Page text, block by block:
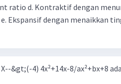
ratio d. Kontraktif dengan
dengan menaikkan tingkat
kebijakan moneter ekspansif,
di mana bentuk kurva jumlah
(penawaran uang) naik
&gt;(-4) 4x²+14x-8/ax²+bx+8